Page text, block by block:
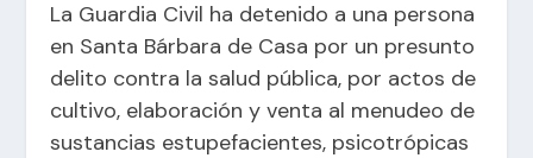
La Guardia Civil ha detenido a una persona
en Santa Bárbara de Casa por un presunto
delito contra la salud pública, por actos de
cultivo, elaboración y venta al menudeo de
sustancias estupefacientes, psicotrópicas